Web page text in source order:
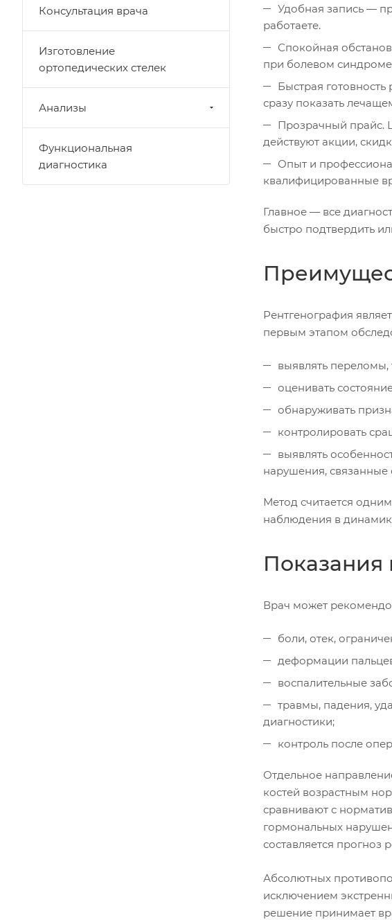
Удобная запись —
работаете.
Спокойная
при болевом
Быстрая
сразу показать
Прозрачный прайс.
действуют акции,
Опыт и
квалифицированные
Главное — все
быстро подтвердить
Рентгенография
первым этапом
выявлять
оценивать
обнаруживать
контролировать
выявлять
нарушения,
Метод считается
наблюдения в
Показания
Врач может
боли, отек,
деформации
воспалительные
травмы, падения,
диагностики;
контроль после
Отдельное
костей возрастным
сравнивают с
гормональных
составляется
Абсолютных
исключением
решение принимает
Консультация врача
Изготовление
ортопедических стелек
Анализы
Функциональная
диагностика